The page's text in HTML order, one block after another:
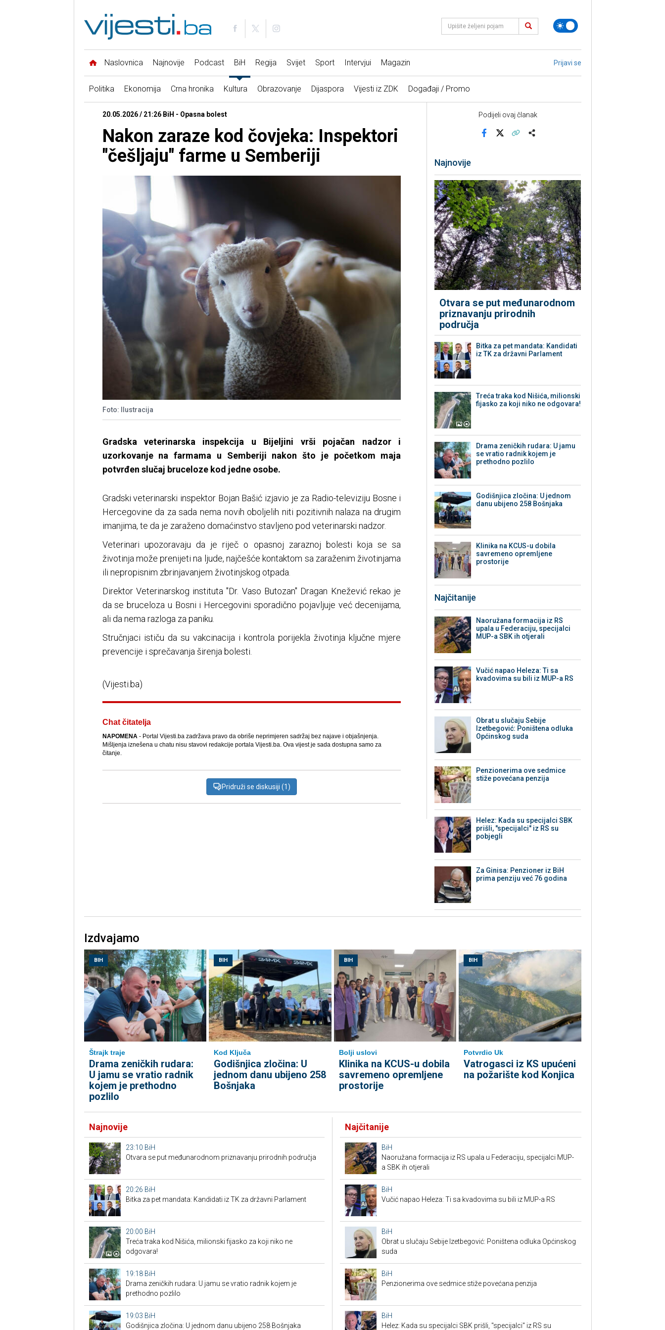
Naslovnica Najnovije Podcast BiH Regija Svijet Sport Intervjui Magazin Prijavi se
Politika Ekonomija Crna hronika Kultura Obrazovanje Dijaspora Vijesti iz ZDK Događaji / Promo
20.05.2026 / 21:26 BiH - Opasna bolest
Nakon zaraze kod čovjeka: Inspektori
"češljaju" farme u Semberiji
Foto: Ilustracija
Gradska veterinarska inspekcija u Bijeljini vrši pojačan nadzor i
uzorkovanje na farmama u Semberiji nakon što je početkom maja
potvrđen slučaj bruceloze kod jedne osobe.
Gradski veterinarski inspektor Bojan Bašić izjavio je za Radio-televiziju Bosne i
Hercegovine da za sada nema novih oboljelih niti pozitivnih nalaza na drugim
imanjima, te da je zaraženo domaćinstvo stavljeno pod veterinarski nadzor.
Veterinari upozoravaju da je riječ o opasnoj zaraznoj bolesti koja se sa
životinja može prenijeti na ljude, najčešće kontaktom sa zaraženim životinjama
ili nepropisnim zbrinjavanjem životinjskog otpada.
Direktor Veterinarskog instituta "Dr. Vaso Butozan" Dragan Knežević rekao je
da se bruceloza u Bosni i Hercegovini sporadično pojavljuje već decenijama,
ali da nema razloga za paniku.
Stručnjaci ističu da su vakcinacija i kontrola porijekla životinja ključne mjere
prevencije i sprečavanja širenja bolesti.
(Vijesti.ba)
Chat čitatelja
NAPOMENA- Portal Vijesti.ba zadržava pravo da obriše neprimjeren sadržaj bez najave i objašnjenja.
Mišljenja iznešena u chatu nisu stavovi redakcije portala Vijesti.ba. Ova vijest je sada dostupna samo za
čitanje.
Pridruži se diskusiji (1)
Podijeli ovaj članak
Najnovije
Otvara se put međunarodnom
priznavanju prirodnih
područja
Bitka za pet mandata: Kandidati
iz TK za državni Parlament
Treća traka kod Nišića, milionski
fijasko za koji niko ne odgovara!
Drama zeničkih rudara: U jamu
se vratio radnik kojem je
prethodno pozlilo
Godišnjica zločina: U jednom
danu ubijeno 258 Bošnjaka
Klinika na KCUS-u dobila
savremeno opremljene
prostorije
Najčitanije
Naoružana formacija iz RS
upala u Federaciju, specijalci
MUP-a SBK ih otjerali
Vučić napao Heleza: Ti sa
kvadovima su bili iz MUP-a RS
Obrat u slučaju Sebije
Izetbegović: Poništena odluka
Općinskog suda
Penzionerima ove sedmice
stiže povećana penzija
Helez: Kada su specijalci SBK
prišli, "specijalci" iz RS su
pobjegli
Za Ginisa: Penzioner iz BiH
prima penziju već 76 godina
Izdvajamo
BIH
Štrajk traje
Drama zeničkih rudara:
U jamu se vratio radnik
kojem je prethodno
pozlilo
BIH
Kod Ključa
Godišnjica zločina: U
jednom danu ubijeno 258
Bošnjaka
BIH
Bolji uslovi
Klinika na KCUS-u dobila
savremeno opremljene
prostorije
BIH
Potvrdio Uk
Vatrogasci iz KS upućeni
na požarište kod Konjica
Najnovije
23:10 BiH
Otvara se put međunarodnom priznavanju prirodnih područja
20:26 BiH
Bitka za pet mandata: Kandidati iz TK za državni Parlament
20:00 BiH
Treća traka kod Nišića, milionski fijasko za koji niko ne
odgovara!
19:18 BiH
Drama zeničkih rudara: U jamu se vratio radnik kojem je
prethodno pozlilo
19:03 BiH
Godišnjica zločina: U jednom danu ubijeno 258 Bošnjaka
Najčitanije
BiH
Naoružana formacija iz RS upala u Federaciju, specijalci MUP-
a SBK ih otjerali
BiH
Vučić napao Heleza: Ti sa kvadovima su bili iz MUP-a RS
BiH
Obrat u slučaju Sebije Izetbegović: Poništena odluka Općinskog
suda
BiH
Penzionerima ove sedmice stiže povećana penzija
BiH
Helez: Kada su specijalci SBK prišli, "specijalci" iz RS su